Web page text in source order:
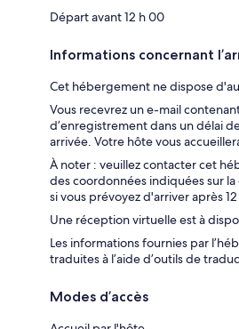
Départ avant 12 h 00
Informations concernant
Cet hébergement ne dispose
Vous recevrez un e-mail
d’enregistrement dans un délai
arrivée. Votre hôte vous
À noter : veuillez contacter cet
des coordonnées indiquées sur
si vous prévoyez d'arriver après
Une réception virtuelle est à
Les informations fournies par
traduites à l’aide d’outils de
Modes d’accès